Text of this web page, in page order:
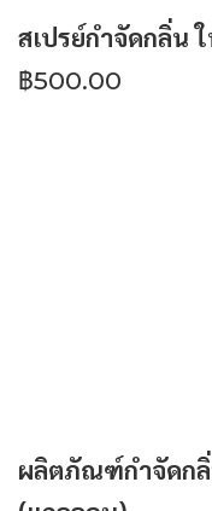
สเปรย์กำจัดกลิ่น
฿500.00
ผลิตภัณฑ์กำจัดกลิ่